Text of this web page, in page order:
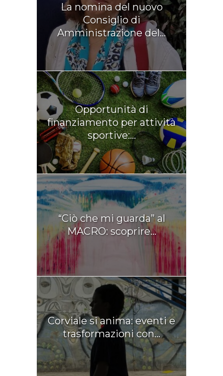
La nomina del nuovo
Consiglio di
Amministrazione del...
Opportunità di
finanziamento per attività
sportive:...
“Ciò che mi guarda” al
MACRO: scoprire...
Corviale si anima: eventi e
trasformazioni con...